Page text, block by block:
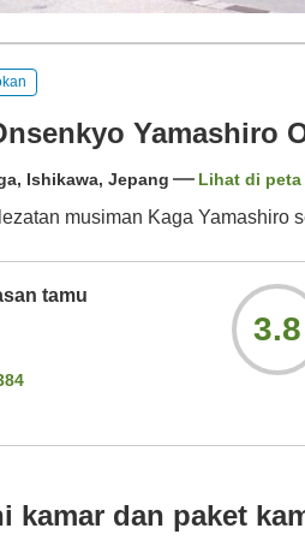
Yamashiro
Ishikawa, Jepang Lihat di peta
musiman Kaga Yamashiro
tamu
3.8
kamar dan paket